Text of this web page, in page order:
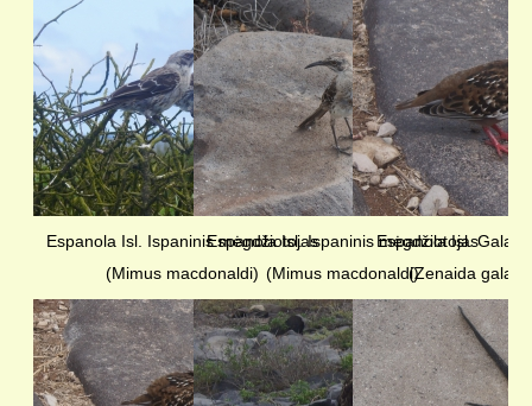
Espanola Isl. Ispaninis mėgdžiotojas
(Mimus macdonaldi)
Espanola Isl. Ispaninis mėgdžiotojas
(Mimus macdonaldi)
Espanola Isl.
(Zenaida